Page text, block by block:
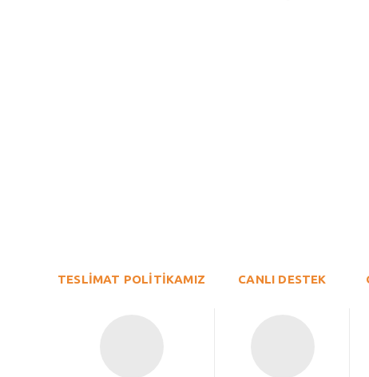
Ürün açıklamasında eksik bilgiler bulunuyor.
TESLİMAT POLİTİKAMIZ CANLI DESTEK